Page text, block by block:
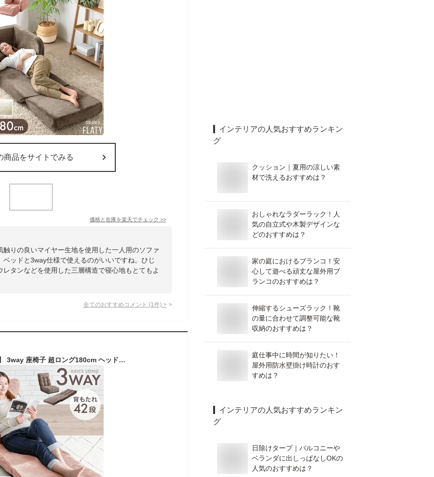
商品をサイトでみる
価格と在庫を楽天でチェック >>
りの良いマイヤー生地を使用した一人用のソファ
ッドと3way仕様で使えるのがいいですね。ひじ
タンなどを使用した三層構造で寝心地もとてもよ
全てのおすすめコメント (1 件) >
【本日5%引クーポン】 3way 座椅子 超ロング180cm ヘッドリクライニング ハイバック 42段ギア リクライニング 一人掛け リクライニング座椅子 チェア チェアー ソファ ソファベッド 一人用 可愛い ソファー ソファーベッド フロアソファ 折りたたみ コンパクト
インテリアの人気おすすめランキン
グ
クッション｜夏用の涼しい素
材で洗えるおすすめは？
おしゃれなラダーラック！人
気の自立式や木製デザインな
どのおすすめは？
家の庭におけるブランコ！安
心して遊べる頑丈な屋外用ブ
ランコのおすすめは？
伸縮するシューズラック！靴
の量に合わせて調整可能な靴
収納のおすすめは？
庭仕事中に時間が知りたい！
屋外用防水壁掛け時計のおす
すめは？
インテリアの人気おすすめランキン
グ
日除けタープ｜バルコニーや
ベランダに出しっぱなしOKの
人気のおすすめは？